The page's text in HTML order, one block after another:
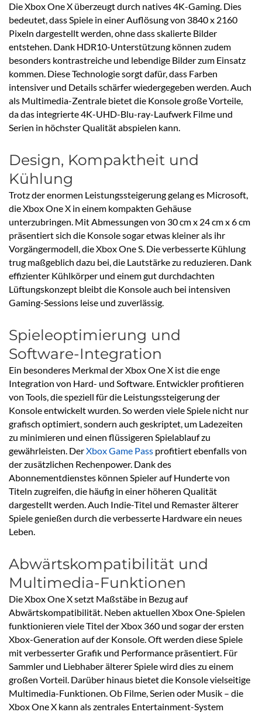
Die Xbox One X überzeugt durch natives 4K-Gaming. Dies
bedeutet, dass Spiele in einer Auflösung von 3840 x 2160
Pixeln dargestellt werden, ohne dass skalierte Bilder
entstehen. Dank HDR10-Unterstützung können zudem
besonders kontrastreiche und lebendige Bilder zum Einsatz
kommen. Diese Technologie sorgt dafür, dass Farben
intensiver und Details schärfer wiedergegeben werden. Auch
als Multimedia-Zentrale bietet die Konsole große Vorteile,
da das integrierte 4K-UHD-Blu-ray-Laufwerk Filme und
Serien in höchster Qualität abspielen kann.
Design, Kompaktheit und
Kühlung
Trotz der enormen Leistungssteigerung gelang es Microsoft,
die Xbox One X in einem kompakten Gehäuse
unterzubringen. Mit Abmessungen von 30 cm x 24 cm x 6 cm
präsentiert sich die Konsole sogar etwas kleiner als ihr
Vorgängermodell, die Xbox One S. Die verbesserte Kühlung
trug maßgeblich dazu bei, die Lautstärke zu reduzieren. Dank
effizienter Kühlkörper und einem gut durchdachten
Lüftungskonzept bleibt die Konsole auch bei intensiven
Gaming-Sessions leise und zuverlässig.
Spieleoptimierung und
Software-Integration
Ein besonderes Merkmal der Xbox One X ist die enge
Integration von Hard- und Software. Entwickler profitieren
von Tools, die speziell für die Leistungssteigerung der
Konsole entwickelt wurden. So werden viele Spiele nicht nur
grafisch optimiert, sondern auch geskriptet, um Ladezeiten
zu minimieren und einen flüssigeren Spielablauf zu
gewährleisten. DerXbox Game Pass profitiert ebenfalls von
der zusätzlichen Rechenpower. Dank des
Abonnementdienstes können Spieler auf Hunderte von
Titeln zugreifen, die häufig in einer höheren Qualität
dargestellt werden. Auch Indie-Titel und Remaster älterer
Spiele genießen durch die verbesserte Hardware ein neues
Leben.
Abwärtskompatibilität und
Multimedia-Funktionen
Die Xbox One X setzt Maßstäbe in Bezug auf
Abwärtskompatibilität. Neben aktuellen Xbox One-Spielen
funktionieren viele Titel der Xbox 360 und sogar der ersten
Xbox-Generation auf der Konsole. Oft werden diese Spiele
mit verbesserter Grafik und Performance präsentiert. Für
Sammler und Liebhaber älterer Spiele wird dies zu einem
großen Vorteil. Darüber hinaus bietet die Konsole vielseitige
Multimedia-Funktionen. Ob Filme, Serien oder Musik – die
Xbox One X kann als zentrales Entertainment-System